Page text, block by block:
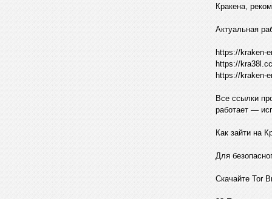
Кракена,
Актуальная
https://kraken-
https://
https://kraken-
Все ссылки
работает —
Как зайти на
Для
Скачайте Tor